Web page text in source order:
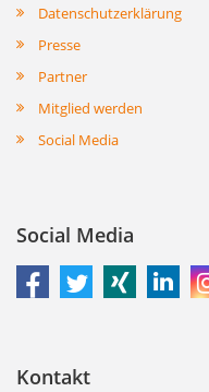
Datenschutzerklärung
Presse
Partner
Mitglied werden
Social Media
Social Media
Kontakt